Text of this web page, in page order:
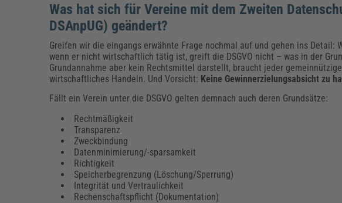
Was hat sich für Vereine mit dem Zweiten
DSAnpUG) geändert?
Greifen wir die eingangs erwähnte Frage nochmal auf und gehen ins Detail:
wenn er nicht wirtschaftlich tätig ist, greift die DSGVO nicht – was in der
Grundannahme aber kein Rechtsmittel darstellt, braucht jeder
wirtschaftliches Handeln. Und Vorsicht: Keine Gewinnerzielungsabsicht zu
Fällt ein Verein unter die DSGVO gelten demnach auch deren Grundsätze:
Rechtmäßigkeit
Transparenz
Zweckbindung
Datenminimierung/-sparsamkeit
Richtigkeit
Speicherbegrenzung (Löschung/Sperrung)
Integrität und Vertraulichkeit
Rechenschaftspflicht (Dokumentation)